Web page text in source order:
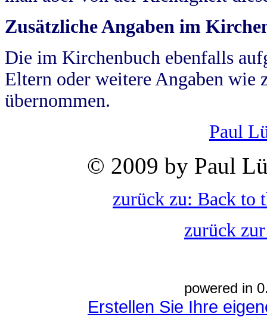
Zusätzliche Angaben im
Die im Kirchenbuch ebenfalls
Eltern oder weitere Angaben wie
übernommen.
Paul
© 2009 by Paul
zurück zu: Back to
zurück
powered in
Erstellen Sie Ihre